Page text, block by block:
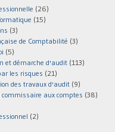
(26)
(15)
(3)
de Comptabilité (3)
(5)
et démarche d'audit (113)
les risques (21)
des travaux d'audit (9)
commissaire aux comptes (38)
(2)